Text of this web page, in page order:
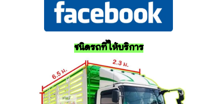
ชนิดรถที่ให้บริการ